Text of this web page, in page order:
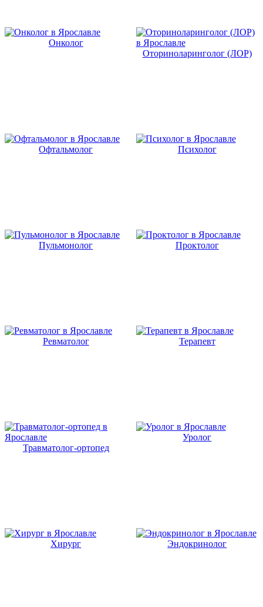
Онколог
Оториноларинголог (ЛОР)
Офтальмолог Психолог
Пульмонолог Проктолог
Ревматолог Терапевт
Травматолог-ортопед
Уролог
Хирург Эндокринолог